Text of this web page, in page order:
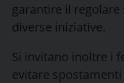
garantire il
diverse iniziative.
Si invitano inoltre i
evitare